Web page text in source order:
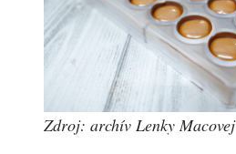
Zdroj: archív Lenky Macovej